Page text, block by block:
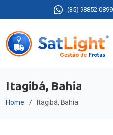
(35) 98852-0899
Itagibá, Bahia
Home Itagibá, Bahia